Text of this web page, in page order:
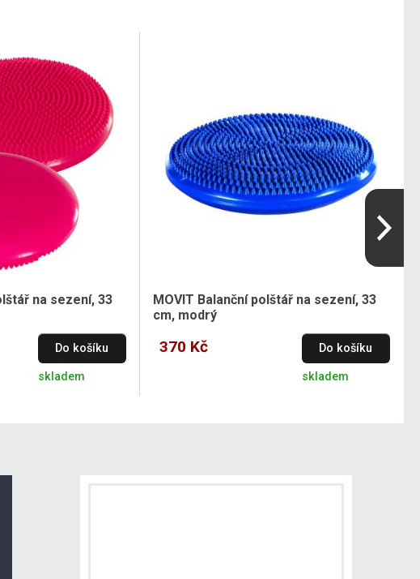
na sezení, 33
Do košíku
skladem
MOVIT Balanční polštář na sezení, 33
cm, modrý
370 Kč Do košíku
skladem